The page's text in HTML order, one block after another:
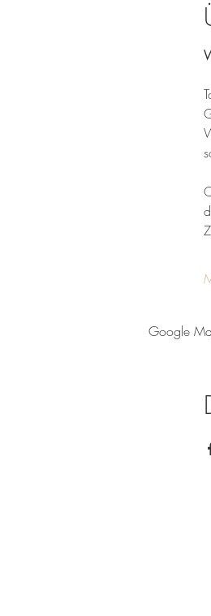
Google